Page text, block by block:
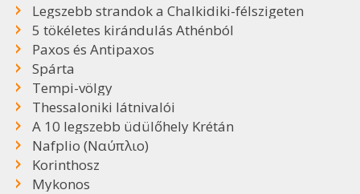
Legszebb strandok a Chalkidiki-félszigeten
5 tökéletes kirándulás Athénból
Paxos és Antipaxos
Spárta
Tempi-völgy
Thessaloniki látnivalói
A 10 legszebb üdülőhely Krétán
Nafplio (Ναύπλιο)
Korinthosz
Mykonos